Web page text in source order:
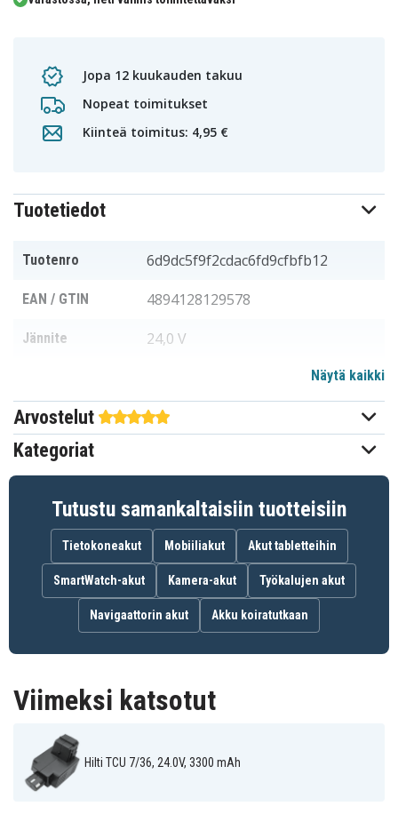
Jopa 12 kuukauden takuu
Nopeat toimitukset
Kiinteä toimitus: 4,95 €
Tuotetiedot
Tuotenro 6d9dc5f9f2cdac6fd9cfbfb12
EAN / GTIN 4894128129578
Jännite 24,0 V
Mitat 200,70 x 111,00 x 104,66 mm
Kapasiteetti
Akku korvaa:
BP60
BP72
Akku on yhteensopiva seuraavien mallien kanssa:
Hilti C 7/24
Hilti C 7/36
Hilti TCU 7/36
Näytä kaikki
Arvostelut
Kategoriat
Tutustu samankaltaisiin tuotteisiin
Tietokoneakut Mobiiliakut Akut tabletteihin
SmartWatch-akut Kamera-akut Työkalujen akut
Navigaattorin akut Akku koiratutkaan
Viimeksi katsotut
Hilti TCU 7/36, 24.0V, 3300 mAh